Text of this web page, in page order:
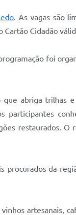
. As vagas são
Cartão Cidadão
foi
abriga trilhas
restaurados.
da
artesanais,